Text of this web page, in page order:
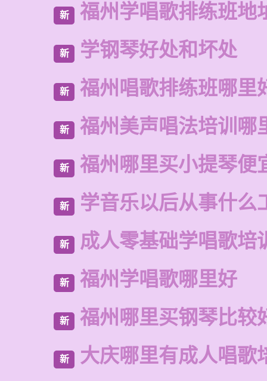
新 福州学唱歌排练班地
新 学钢琴好处和坏处
新 福州唱歌排练班哪里
新 福州美声唱法培训哪
新 福州哪里买小提琴便
新 学音乐以后从事什么
新 成人零基础学唱歌培
新 福州学唱歌哪里好
新 福州哪里买钢琴比较
新 大庆哪里有成人唱歌